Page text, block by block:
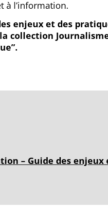
à l’information.
enjeux et des
collection
– Guide des enjeux